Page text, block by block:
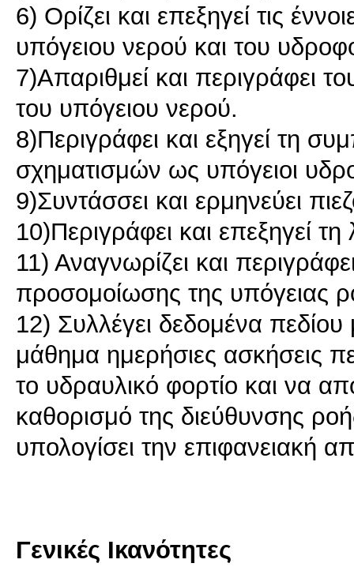
6) Ορίζει και επεξηγεί τις
υπόγειου νερού και του
7)Απαριθμεί και περιγράφει
του υπόγειου νερού.
8)Περιγράφει και εξηγεί τη
σχηματισμών ως υπόγειοι
9)Συντάσσει και ερμηνεύει
10)Περιγράφει και επεξηγεί
11) Αναγνωρίζει και
προσομοίωσης της υπόγειας
12) Συλλέγει δεδομένα
μάθημα ημερήσιες ασκήσεις
το υδραυλικό φορτίο και να
καθορισμό της διεύθυνσης
υπολογίσει την επιφανειακή
Γενικές Ικανότητες